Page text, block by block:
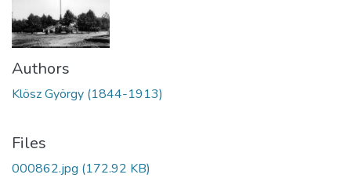
Authors
Klösz György (1844-1913)
Files
000862.jpg (172.92 KB)